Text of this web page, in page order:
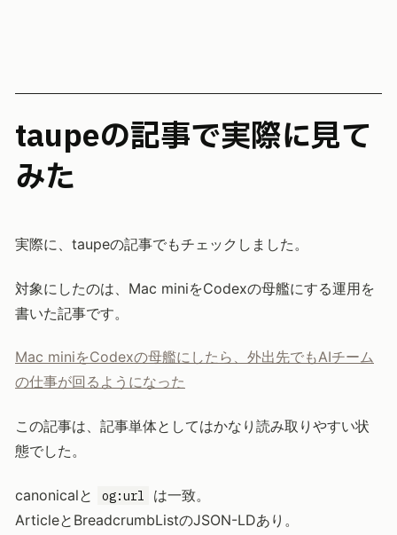
taupeの記事で実際に見て
みた
実際に、taupeの記事でもチェックしました。
対象にしたのは、Mac miniをCodexの母艦にする運用を
書いた記事です。
Mac miniをCodexの母艦にしたら、外出先でもAIチーム
の仕事が回るようになった
この記事は、記事単体としてはかなり読み取りやすい状
態でした。
canonicalと og:url
は一致。
ArticleとBreadcrumbListのJSON-LDあり。